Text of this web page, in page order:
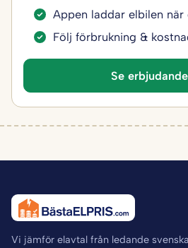
Appen laddar elbilen
Följ förbrukning &
Se
Vi jämför elavtal från ledande